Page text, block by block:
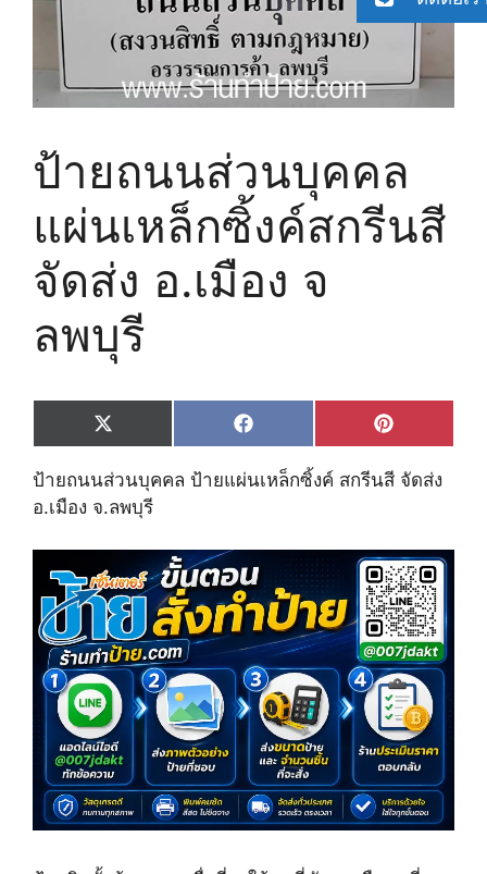
ป้ายถนนส่วนบุคคล
แผ่นเหล็กซิ้งค์สกรีนสี
จัดส่ง อ.เมือง จ
ลพบุรี
Share
on
X
(
T
w
i
r
)
Share
on
F
a
e
Share
on
P
i
n
t
s
t
ป้ายถนนส่วนบุคคล ป้ายแผ่นเหล็กซิ้งค์ สกรีนสี จัดส่ง
อ.เมือง จ.ลพบุรี